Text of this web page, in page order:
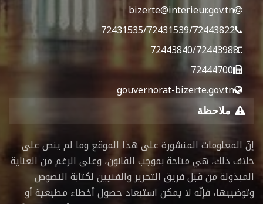
bizerte@interieur.gov.tn
72431535/72431539/72443822
72443840/72443988
72444700
gouvernorat-bizerte.gov.tn
ملاحظة
إنّ المعلومات المنشورة على هذا الموقع وما لم ينص على
خلاف ذلك، هي متاحة بموجب القانون، وعلى الرغم من العناية
المبذولة من قبل فريق التحرير والفنيين لكتابة النصوص
وتوضيبها، فإنّه لا يمكن استبعاد حصول أخطاء مطبعية أو